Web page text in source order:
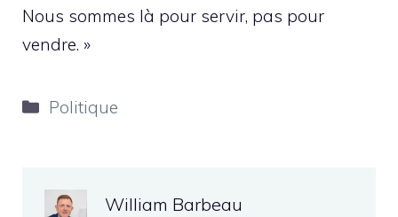
Nous sommes là pour servir, pas pour
vendre. »
Catégories
Politique
William Barbeau